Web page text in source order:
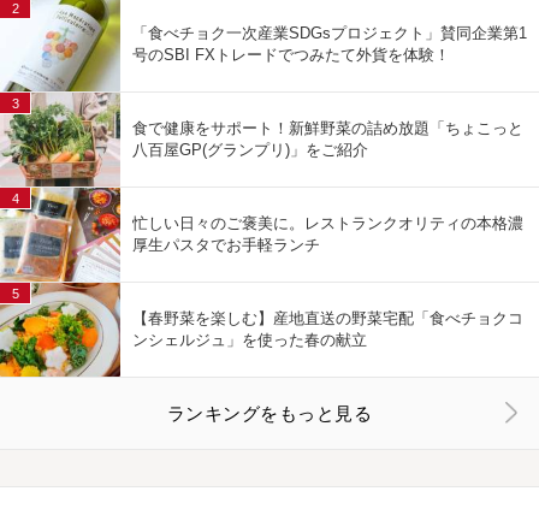
「食べチョク一次産業SDGsプロジェクト」賛同企業第1
号のSBI FXトレードでつみたて外貨を体験！
2
食で健康をサポート！新鮮野菜の詰め放題「ちょこっと
八百屋GP(グランプリ)」をご紹介
3
忙しい日々のご褒美に。レストランクオリティの本格濃
厚生パスタでお手軽ランチ
4
【春野菜を楽しむ】産地直送の野菜宅配「食べチョクコ
ンシェルジュ」を使った春の献立
5
ランキングをもっと見る